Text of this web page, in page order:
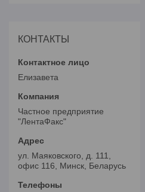
КОНТАКТЫ
Елизавета
Частное предприятие
"ЛентаФакс"
ул. Маяковского, д. 111,
офис 116, Минск, Беларусь